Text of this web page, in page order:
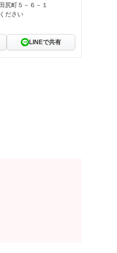
尻町５－６－１
ださい
LINEで共有